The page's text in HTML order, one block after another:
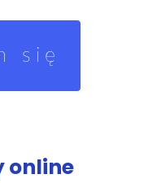
się
online